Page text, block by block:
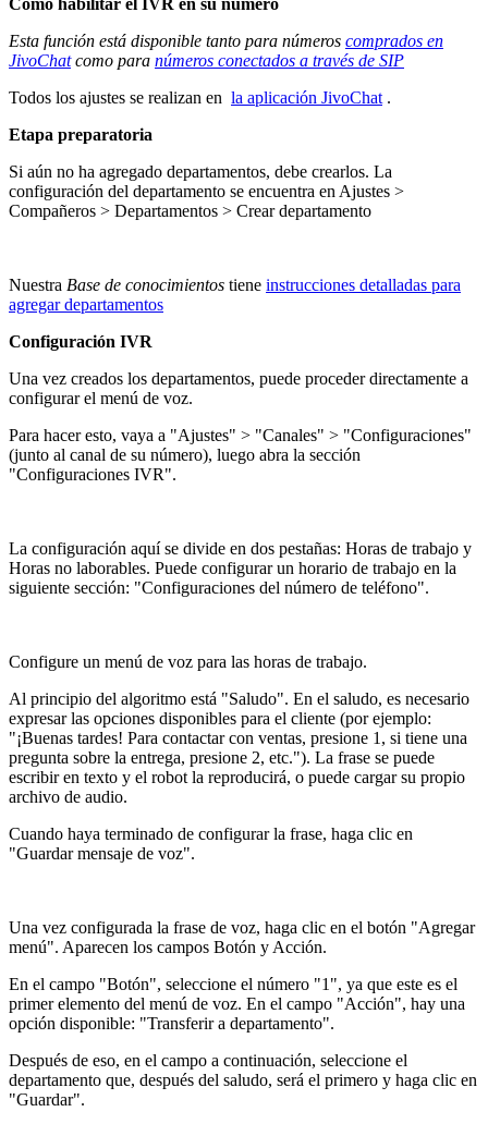
Esta función está disponible tanto para números comprados en
JivoChatcomo para números conectados a través de SIP
Todos los ajustes se realizan en la aplicación JivoChat .
Etapa preparatoria
Si aún no ha agregado departamentos, debe crearlos. La
configuración del departamento se encuentra en Ajustes >
Compañeros > Departamentos > Crear departamento
Nuestra Base de conocimientos tiene instrucciones detalladas para
agregar departamentos
Configuración IVR
Una vez creados los departamentos, puede proceder directamente a
configurar el menú de voz.
Para hacer esto, vaya a "Ajustes" > "Canales" > "Configuraciones"
(junto al canal de su número), luego abra la sección
"Configuraciones IVR".
La configuración aquí se divide en dos pestañas: Horas de trabajo y
Horas no laborables. Puede configurar un horario de trabajo en la
siguiente sección: "Configuraciones del número de teléfono".
Configure un menú de voz para las horas de trabajo.
Al principio del algoritmo está "Saludo". En el saludo, es necesario
expresar las opciones disponibles para el cliente (por ejemplo:
"¡Buenas tardes! Para contactar con ventas, presione 1, si tiene una
pregunta sobre la entrega, presione 2, etc."). La frase se puede
escribir en texto y el robot la reproducirá, o puede cargar su propio
archivo de audio.
Cuando haya terminado de configurar la frase, haga clic en
"Guardar mensaje de voz".
Una vez configurada la frase de voz, haga clic en el botón "Agregar
menú". Aparecen los campos Botón y Acción.
En el campo "Botón", seleccione el número "1", ya que este es el
primer elemento del menú de voz. En el campo "Acción", hay una
opción disponible: "Transferir a departamento".
Después de eso, en el campo a continuación, seleccione el
departamento que, después del saludo, será el primero y haga clic en
"Guardar".